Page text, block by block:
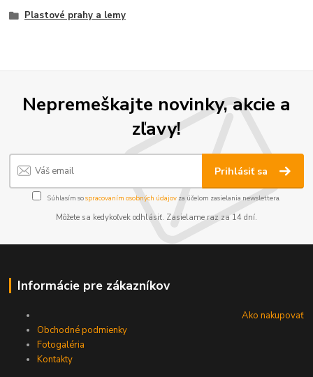
Plastové prahy a lemy
Nepremeškajte novinky, akcie a
zľavy!
Prihlásiť sa
Súhlasím sospracovaním osobných údajov za účelom zasielania newslettera.
Môžete sa kedykoľvek odhlásiť. Zasielame raz za 14 dní.
Informácie pre zákazníkov
Ako nakupovať
Obchodné podmienky
Fotogaléria
Kontakty